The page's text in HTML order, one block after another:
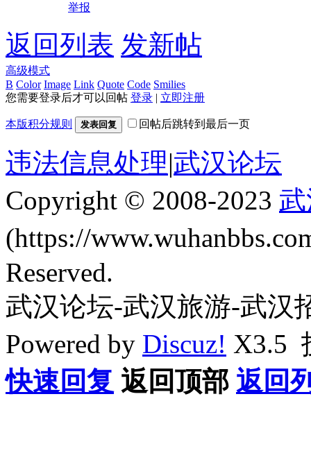
举报
返回列表 发新帖
高级模式
B Color Image Link Quote Code Smilies
您需要登录后才可以回帖 登录 | 立即注册
本版积分规则 发表回复 回帖后跳转到最后一页
违法信息处理|武汉论坛
Copyright © 2008-2023
(https://
Reserved.
武汉论坛-武汉旅游-武汉
Powered by Discuz! X3.5
快速回复 返回顶部 返回